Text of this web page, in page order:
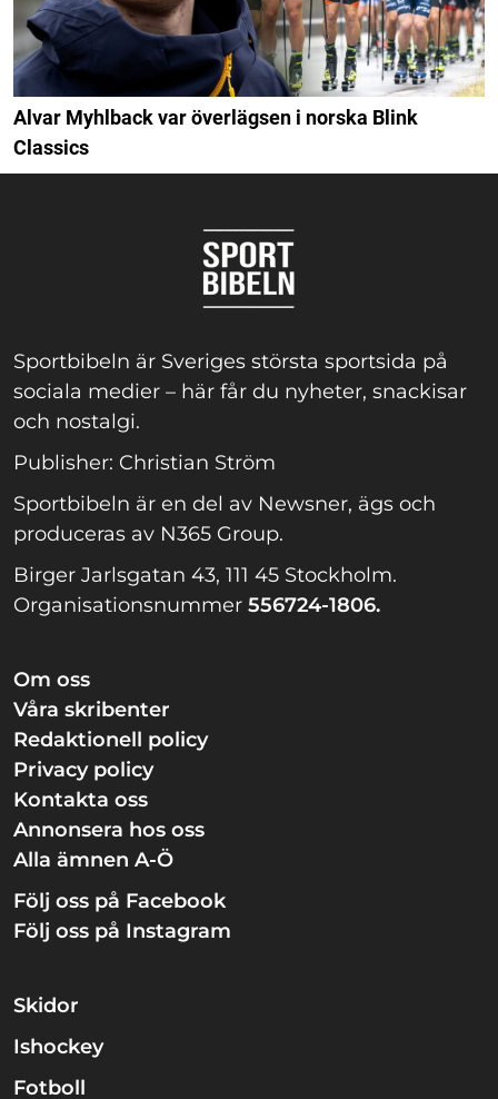
Alvar Myhlback var överlägsen i norska Blink
Classics
Sportbibeln är Sveriges största sportsida på
sociala medier – här får du nyheter, snackisar
och nostalgi.
Publisher: Christian Ström
Sportbibeln är en del av Newsner, ägs och
produceras av N365 Group.
Birger Jarlsgatan 43, 111 45 Stockholm.
Organisationsnummer 556724-1806.
Om oss
Våra skribenter
Redaktionell policy
Privacy policy
Kontakta oss
Annonsera hos oss
Alla ämnen A-Ö
Följ oss på Facebook
Följ oss på Instagram
Skidor
Ishockey
Fotboll